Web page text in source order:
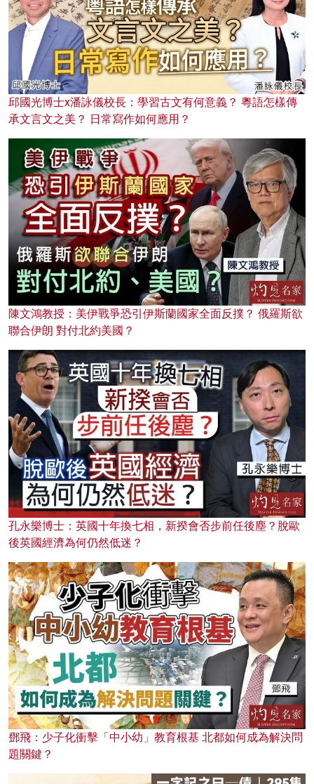
邱國光博士x潘詠儀校長：學習古文有何意義？ 粵語怎樣傳
承文言文之美？ 日常寫作如何應用？
陳文鴻教授：美伊戰爭恐引伊斯蘭國家全面反撲？ 俄羅斯欲
聯合伊朗 對付北約美國？
孔永樂博士：英國十年換七相，新揆會否步前任後塵？脫歐
後英國經濟為何仍然低迷？
鄧飛：少子化衝擊「中小幼」教育根基 北都如何成為解決問
題關鍵？